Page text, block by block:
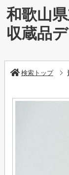
和歌山
収蔵品
検索トップ